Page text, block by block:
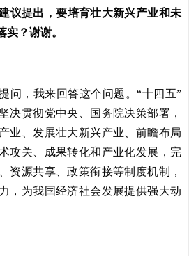
议提出，要培育壮大新兴产业和未
？谢谢。
问，我来回答这个问题。“十四五”
决贯彻党中央、国务院决策部署，
业、发展壮大新兴产业、前瞻布局
攻关、成果转化和产业化发展，完
资源共享、政策衔接等制度机制，
，为我国经济社会发展提供强大动